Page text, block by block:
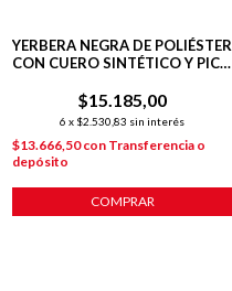
YERBERA NEGRA DE POLIÉSTER
CON CUERO SINTÉTICO Y PICO
$15.185,00
6 x $2.530,83 sin interés
$13.666,50con Transferencia o
depósito
COMPRAR